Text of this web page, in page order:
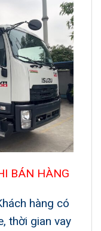
BÁN HÀNG
hàng có
thời gian vay